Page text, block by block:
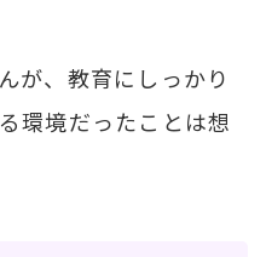
が、教育にしっかり
環境だったことは想